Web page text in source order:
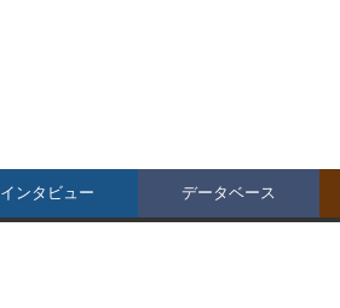
インタビュー データベース